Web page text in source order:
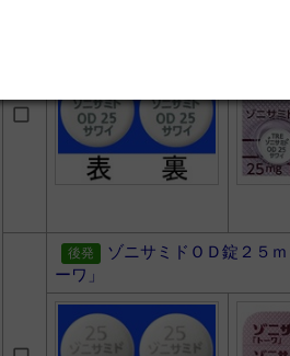
ゾニサミドＯＤ錠２５
ーワ」